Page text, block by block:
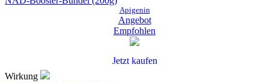
Apigenin
Angebot
Empfohlen
Jetzt kaufen
Wirkung